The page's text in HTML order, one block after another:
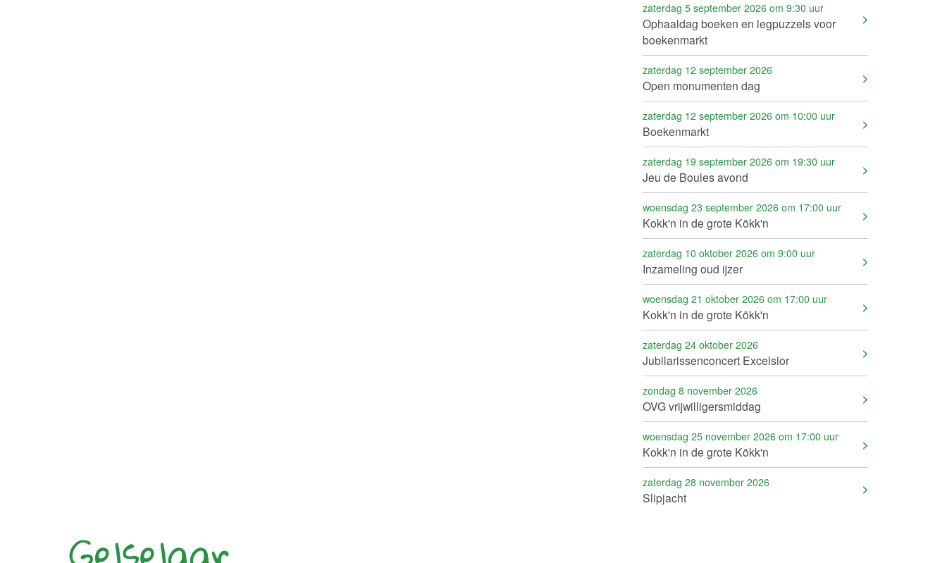
zaterdag 5 september 2026 om 9:30 uur
Ophaaldag boeken en legpuzzels voor
boekenmarkt
zaterdag 12 september 2026
Open monumenten dag
zaterdag 12 september 2026 om 10:00 uur
Boekenmarkt
zaterdag 19 september 2026 om 19:30 uur
Jeu de Boules avond
woensdag 23 september 2026 om 17:00 uur
Kokk'n in de grote Kökk'n
zaterdag 10 oktober 2026 om 9:00 uur
Inzameling oud ijzer
woensdag 21 oktober 2026 om 17:00 uur
Kokk'n in de grote Kökk'n
zaterdag 24 oktober 2026
Jubilarissenconcert Excelsior
zondag 8 november 2026
OVG vrijwilligersmiddag
woensdag 25 november 2026 om 17:00 uur
Kokk'n in de grote Kökk'n
zaterdag 28 november 2026
Slipjacht